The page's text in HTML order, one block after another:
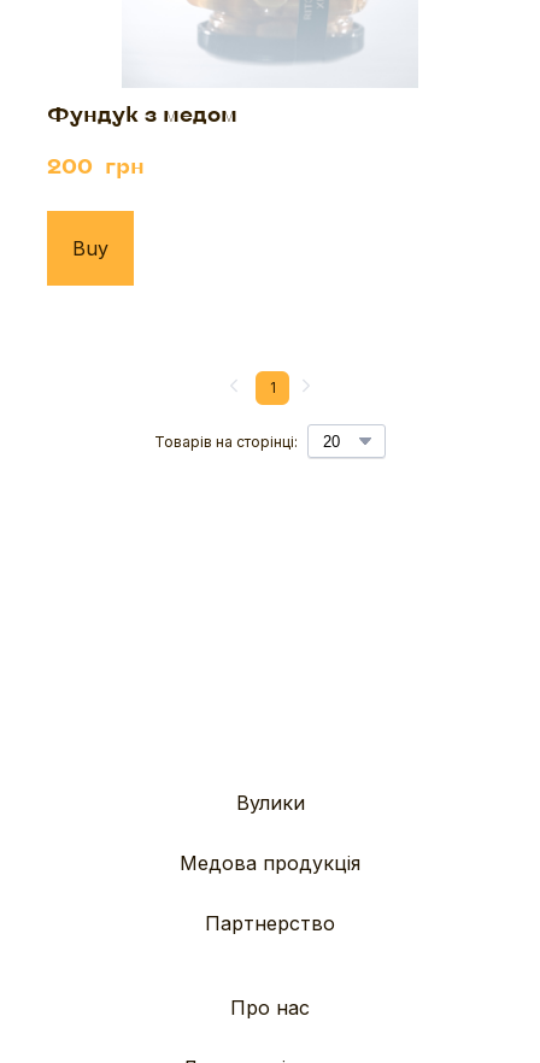
Фундук з медом
200  грн
Buy
Товарів на сторінці:
1
Вулики
Медова продукція
Партнерство
Про нас